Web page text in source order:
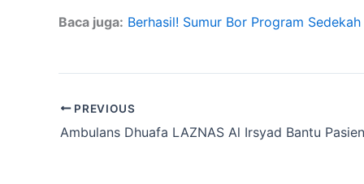
Baca juga: Berhasil! Sumur Bor Program
PREVIOUS